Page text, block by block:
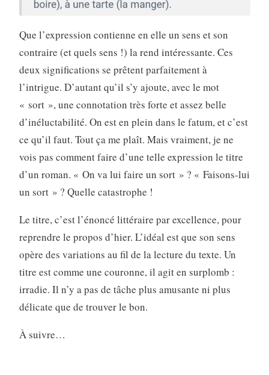
Que l’expression contienne en elle un sens et son
contraire (et quels sens !) la rend intéressante. Ces
deux significations se prêtent parfaitement à
l’intrigue. D’autant qu’il s’y ajoute, avec le mot
« sort », une connotation très forte et assez belle
d’inéluctabilité. On est en plein dans le fatum, et c’est
ce qu’il faut. Tout ça me plaît. Mais vraiment, je ne
vois pas comment faire d’une telle expression le titre
d’un roman. « On va lui faire un sort » ? « Faisons-lui
un sort » ? Quelle catastrophe !
Le titre, c’est l’énoncé littéraire par excellence, pour
reprendre le propos d’hier. L’idéal est que son sens
opère des variations au fil de la lecture du texte. Un
titre est comme une couronne, il agit en surplomb :
irradie. Il n’y a pas de tâche plus amusante ni plus
délicate que de trouver le bon.
À suivre…